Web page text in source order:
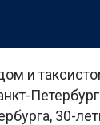
и
30-